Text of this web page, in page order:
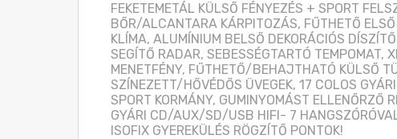
FEKETEMETÁL KÜLSŐ FÉNYEZÉS + SPORT
BŐR/ALCANTARA KÁRPITOZÁS, FŰTHETŐ
KLÍMA, ALUMÍNIUM BELSŐ DEKORÁCIÓS
SEGÍTŐ RADAR, SEBESSÉGTARTÓ TEMPOMAT,
MENETFÉNY, FŰTHETŐ/BEHAJTHATÓ KÜLSŐ
SZÍNEZETT/HŐVÉDŐS ÜVEGEK, 17 COLOS
SPORT KORMÁNY, GUMINYOMÁST ELLENŐRZŐ
GYÁRI CD/AUX/SD/USB HIFI- 7
ISOFIX GYEREKÜLÉS RÖGZÍTŐ PONTOK!